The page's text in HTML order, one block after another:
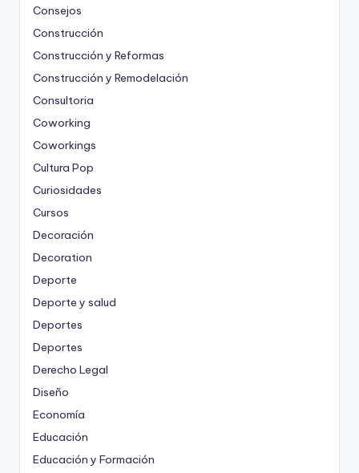
Consejos
Construcción
Construcción y Reformas
Construcción y Remodelación
Consultoria
Coworking
Coworkings
Cultura Pop
Curiosidades
Cursos
Decoración
Decoration
Deporte
Deporte y salud
Deportes
Deportes
Derecho Legal
Diseño
Economía
Educación
Educación y Formación